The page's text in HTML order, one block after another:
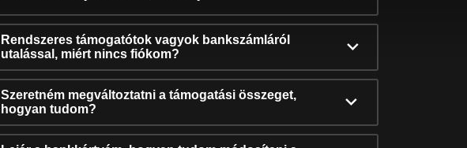
Rendszeres támogatótok vagyok bankszámláról
utalással, miért nincs fiókom?
Szeretném megváltoztatni a támogatási összeget,
hogyan tudom?